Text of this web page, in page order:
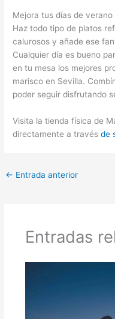
Mejora tus días de
Haz todo tipo de platos
calurosos y añade ese
Cualquier día es bueno
en tu mesa los mejores
marisco en Sevilla.
poder seguir disfrutando
Visita la tienda física de
directamente a travésde
← Entrada anterior
Entradas